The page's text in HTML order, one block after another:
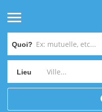
Quoi?
Lieu